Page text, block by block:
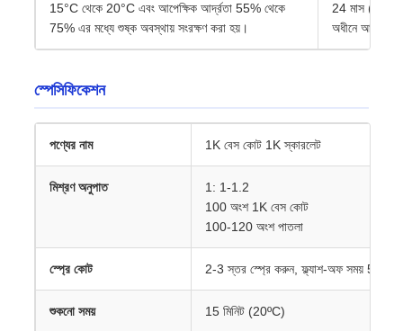
15°C থেকে 20°C এবং আপেক্ষিক আর্দ্রতা 55% থেকে
75% এর মধ্যে শুষ্ক অবস্থায় সংরক্ষণ করা হয়।
24 মাস (উপরের
অধীনে আসল
স্পেসিফিকেশন
পণ্যের নাম 1K বেস কোট 1K স্কারলেট
মিশ্রণ অনুপাত
1: 1-1.2
100 অংশ 1K বেস কোট
100-120 অংশ পাতলা
স্প্রে কোট 2-3 স্তর স্প্রে করুন, ফ্ল্যাশ-অফ সময় 5 থেকে
শুকনো সময় 15 মিনিট (20ºC)